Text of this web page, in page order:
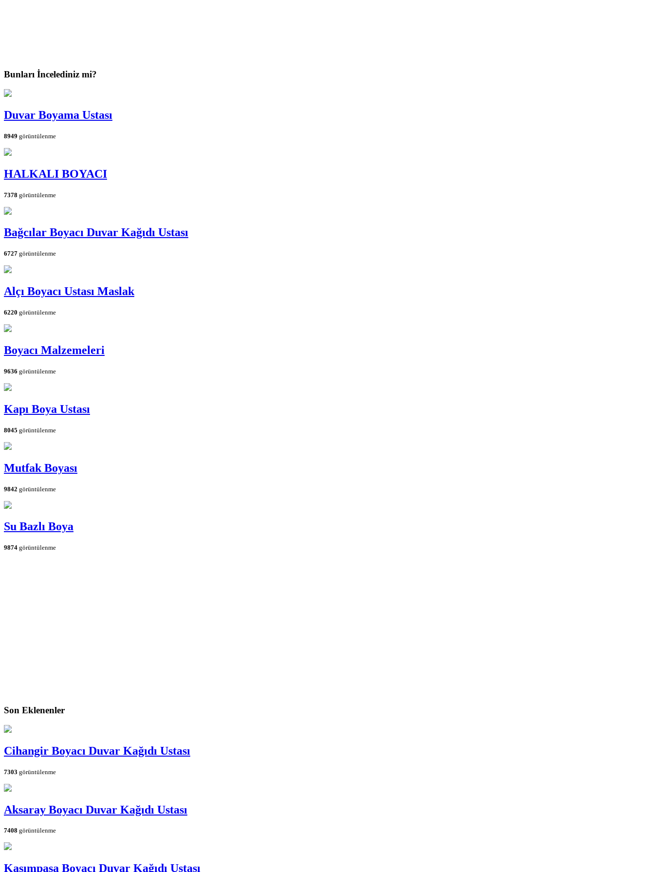
Bunları İncelediniz mi?
Duvar Boyama Ustası
8949 görüntülenme
HALKALI BOYACI
7378 görüntülenme
Bağcılar Boyacı Duvar Kağıdı Ustası
6727 görüntülenme
Alçı Boyacı Ustası Maslak
6220 görüntülenme
Boyacı Malzemeleri
9636 görüntülenme
Kapı Boya Ustası
8045 görüntülenme
Mutfak Boyası
9842 görüntülenme
Su Bazlı Boya
9874 görüntülenme
Son Eklenenler
Cihangir Boyacı Duvar Kağıdı Ustası
7303 görüntülenme
Aksaray Boyacı Duvar Kağıdı Ustası
7408 görüntülenme
Kasımpaşa Boyacı Duvar Kağıdı Ustası